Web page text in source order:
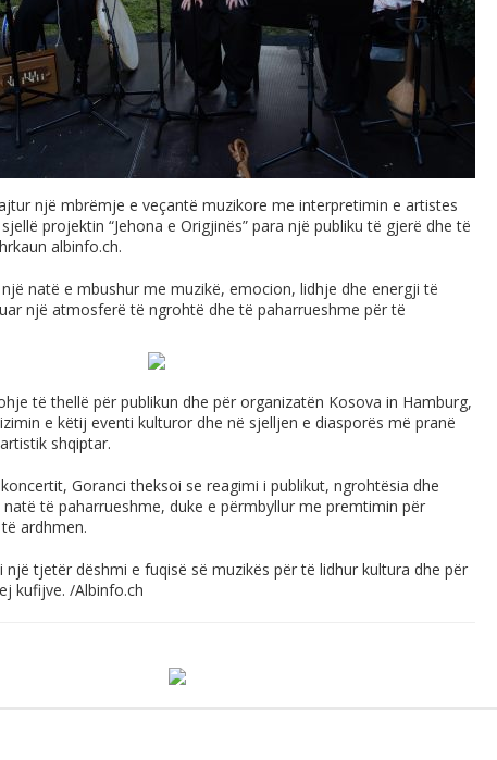
një mbrëmje e veçantë muzikore me interpretimin e artistes
projektin “Jehona e Origjinës” para një publiku të gjerë dhe të
albinfo.ch.
natë e mbushur me muzikë, emocion, lidhje dhe energji të
një atmosferë të ngrohtë dhe të paharrueshme për të
të thellë për publikun dhe për organizatën Kosova in Hamburg,
e këtij eventi kulturor dhe në sjelljen e diasporës më pranë
shqiptar.
Goranci theksoi se reagimi i publikut, ngrohtësia dhe
të paharrueshme, duke e përmbyllur me premtimin për
ardhmen.
një tjetër dëshmi e fuqisë së muzikës për të lidhur kultura dhe për
kufijve. /Albinfo.ch